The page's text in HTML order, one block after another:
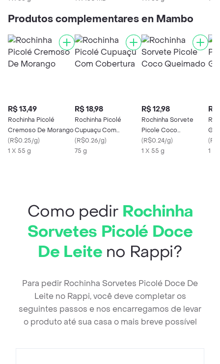
Produtos complementares en Mambo
R$ 13,49
Rochinha Picolé
Cremoso De Morango
(R$0.25/g)
1 X 55 g
R$ 18,98
Rochinha Picolé
Cupuaçu Com
Cobertura
(R$0.26/g)
75 g
R$ 12,98
Rochinha Sorvete
Picole Coco
Queimado
(R$0.24/g)
1 X 55 g
R$
(
1 X
Como pedir Rochinha
Sorvetes Picolé Doce
De Leite no Rappi?
Para pedir Rochinha Sorvetes Picolé Doce De
Leite no Rappi, você deve completar os
seguintes passos e nos encarregamos de levar
o produto até sua casa o mais breve possível